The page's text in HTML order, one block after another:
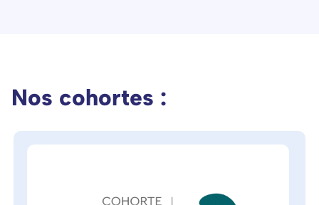
Nos cohortes :